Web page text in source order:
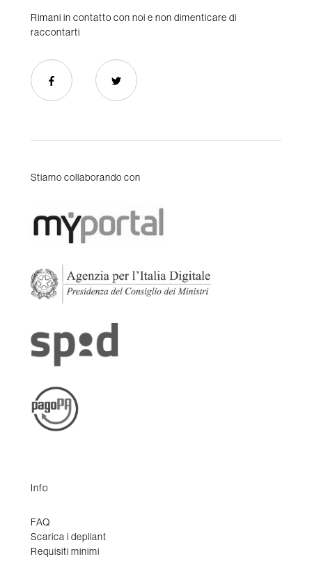
Rimani in contatto con noi e non dimenticare di
raccontarti
Stiamo collaborando con
Info
FAQ
Scarica i depliant
Requisiti minimi